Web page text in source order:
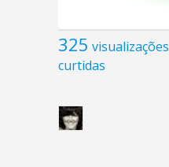
325 visualizações
curtidas